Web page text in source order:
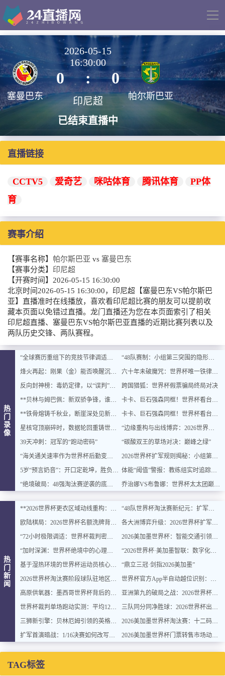
导
塞曼巴东
2026-05-15
16:30:00
0 : 0
印尼超
已结束直播中
帕尔斯巴亚
直播链接
CCTV5 爱奇艺 咪咕体育 腾讯体育
PP体
育
赛事介绍
【赛事名称】 帕尔斯巴亚 vs 塞曼巴东
【赛事分类】 印尼超
【开赛时间】 2026-05-15 16:30:00
北京时间2026-05-15 16:30:00，印尼超【塞曼巴东VS帕尔斯巴
亚】直播准时在线播放，喜欢看印尼超比赛的朋友可以提前收
藏本页面以免错过直播。龙门直播还为您在本页面索引了相关
印尼超直播、塞曼巴东VS帕尔斯巴亚直播的近期比赛列表以及
两队历史交锋、两队赛程。
热
门
录
像
“全球赛历重组下的竞技节律调适：2026世界杯备战体系的拓扑升级路径”
烽火再起：刚果（金）能否唤醒沉睡的非洲足球雄狮？
反向封神榜：毒奶定律，以“误判”封王
**贝林与姆巴佩：新双骄争锋，谁主未来十年沉浮？**
**铁骨熔铸千秋业，断崖深处见新天**
星核穹顶崩碎时，数据轮回重铸世界杯纪元
39天冲刺：冠军的“跑动密码”
“海关通关速率作为世界杯后勤变量：基于多国海关运作体系的战术评估框架”
5岁“预言奶音”：开口定乾坤，胜负无悬念
“绝境破局：48强淘汰赛逆袭的底层逻辑与致胜密码”
“48队赛制：小组第三突围的隐形及格线”
六十年未破魔咒：世界杯唯一铁律，谁打破它谁夺冠
跨国猎狐：世界杯假票骗局终局对决
卡卡、巨石强森同框！世界杯看台秒变顶流派对
卡卡、巨石强森同框！世界杯看台秒变顶流派对
“边缘重构与出线博弈：2026世界杯资格争夺的深层逻辑”
“碳酸双王的草场对决：巅峰之绿”
2026世界杯扩军规则揭秘：小组第三晋级需要多少分？概率模型全解析
体能“阈值”警报：教练组实时追踪球员脑电极限波动
乔治娜VS布鲁娜：世界杯太太团巅峰颜值与气场对决，谁更胜一筹？
热
门
新
闻
**2026世界杯更衣区域动线重构：空间效能提升与运行逻辑优化方案**
欧陆棋局：2026世界杯名额洗牌背后的东西方角力
“72小时极限调适：世界杯裁判密集执法周期的体能维护与疲劳对冲策略”
“加时深渊：世界杯绝境中的心理博弈”
基于湿热环境的世界杯运动员核心体温实时监测与自适应预警模型构建
2026世界杯淘汰赛阶段球队驻地区域布局与跨赛区航空运力协同调度策略优化
高原供氧器：墨西哥世界杯背后的无声英雄
世界杯裁判单场跑动实测：平均12公里的耐力考验
三狮新引擎：贝林厄姆引领的英格兰世界杯体系重塑
扩军首演暗战：1/16决赛如何改写北美世界杯的商业版图
“48队世界杯淘汰赛新纪元：扩军后的对阵逻辑重塑与晋级路线深度拆解”
各大洲博弈升级：2026世界杯扩军名额分配背后的投票权角力
2026美加墨世界杯：智能交通引领城市停车变革
“2026世界杯·美加墨智联：数字化重塑赛场未来”
“鼎立三冠·剑指2026美加墨”
世界杯官方App半自动越位识别：动画帧率背后的技术密码
亚洲第九的破局之战：2026世界杯附加赛突围概率全解析
三队同分同净胜球：2026世界杯出线规则终极推演
2026美加墨世界杯淘汰赛：十二码线上的生死对决
2026美加墨世界杯门票转售市场动态与价格趋势研判
TAG标签